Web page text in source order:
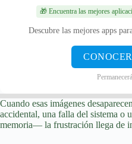
🎁 Encuentra las mejores
Descubre las mejores apps
Cuando esas imágenes
accidental, una falla del sistema o
memoria— la frustración llega de